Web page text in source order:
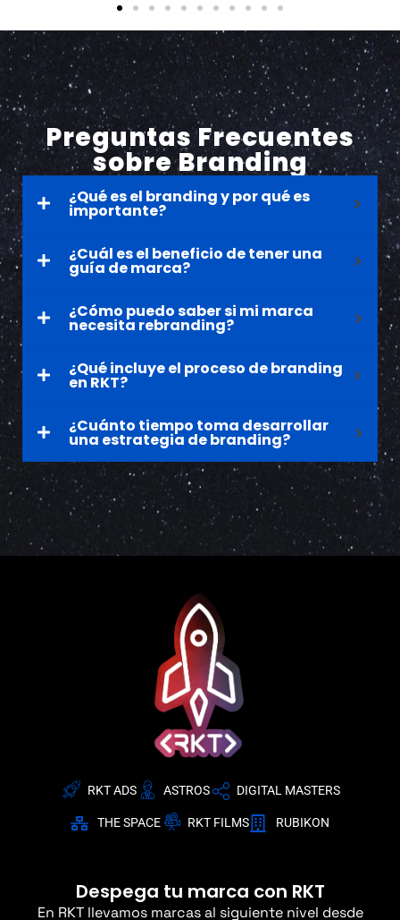
Preguntas Frecuentes
sobre Branding
¿Qué es el branding y por qué es
importante?
¿Cuál es el beneficio de tener una
guía de marca?
¿Cómo puedo saber si mi marca
necesita rebranding?
¿Qué incluye el proceso de branding
en RKT?
¿Cuánto tiempo toma desarrollar
una estrategia de branding?
RKT ADS ASTROS DIGITAL MASTERS
THE SPACE RKT FILMS RUBIKON
Despega tu marca con RKT
En RKT llevamos marcas al siguiente nivel desde